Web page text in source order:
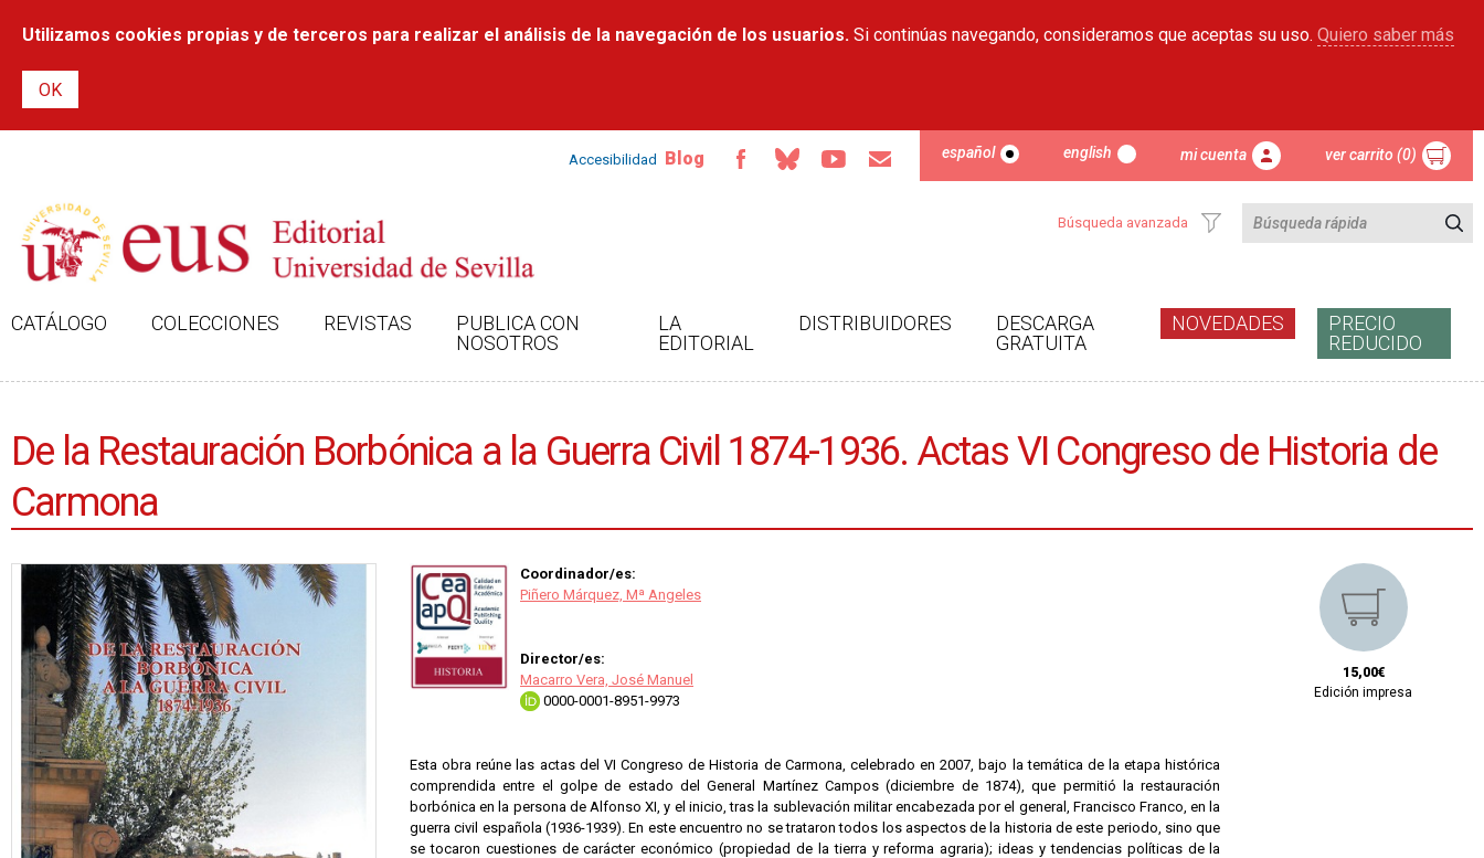
contenido
Utilizamos cookies propias y de terceros para realizar el análisis de la navegación de los usuarios. Si continúas navegando, consideramos que aceptas su uso. Quiero saber más
Accesibilidad Blog español english mi cuenta ver carrito (0)
Búsqueda avanzada
CATÁLOGO COLECCIONES REVISTAS
PUBLICA CON
NOSOTROS
LA
EDITORIAL
DISTRIBUIDORES
DESCARGA
GRATUITA
NOVEDADES
PRECIO
REDUCIDO
De la Restauración Borbónica a la Guerra Civil 1874-1936. Actas VI Congreso de Historia de
Carmona
Coordinador/es:
Piñero Márquez, Mª Angeles
Director/es:
Macarro Vera, José Manuel
0000-0001-8951-9973
Esta obra reúne las actas del VI Congreso de Historia de Carmona, celebrado en 2007, bajo la temática de la etapa histórica
comprendida entre el golpe de estado del General Martínez Campos (diciembre de 1874), que permitió la restauración
borbónica en la persona de Alfonso XI, y el inicio, tras la sublevación militar encabezada por el general, Francisco Franco, en la
guerra civil española (1936-1939). En este encuentro no se trataron todos los aspectos de la historia de este periodo, sino que
se tocaron cuestiones de carácter económico (propiedad de la tierra y reforma agraria); ideas y tendencias políticas de la
15,00€
Edición impresa